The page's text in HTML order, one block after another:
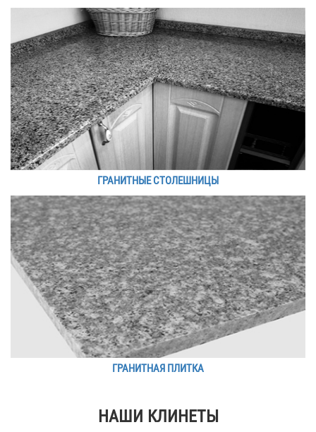
ГРАНИТНЫЕ СТОЛЕШНИЦЫ
ГРАНИТНАЯ ПЛИТКА
НАШИ КЛИНЕТЫ